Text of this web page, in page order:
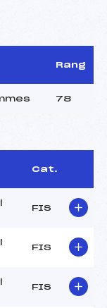
Rang
78
Cat.
FIS
FIS
FIS